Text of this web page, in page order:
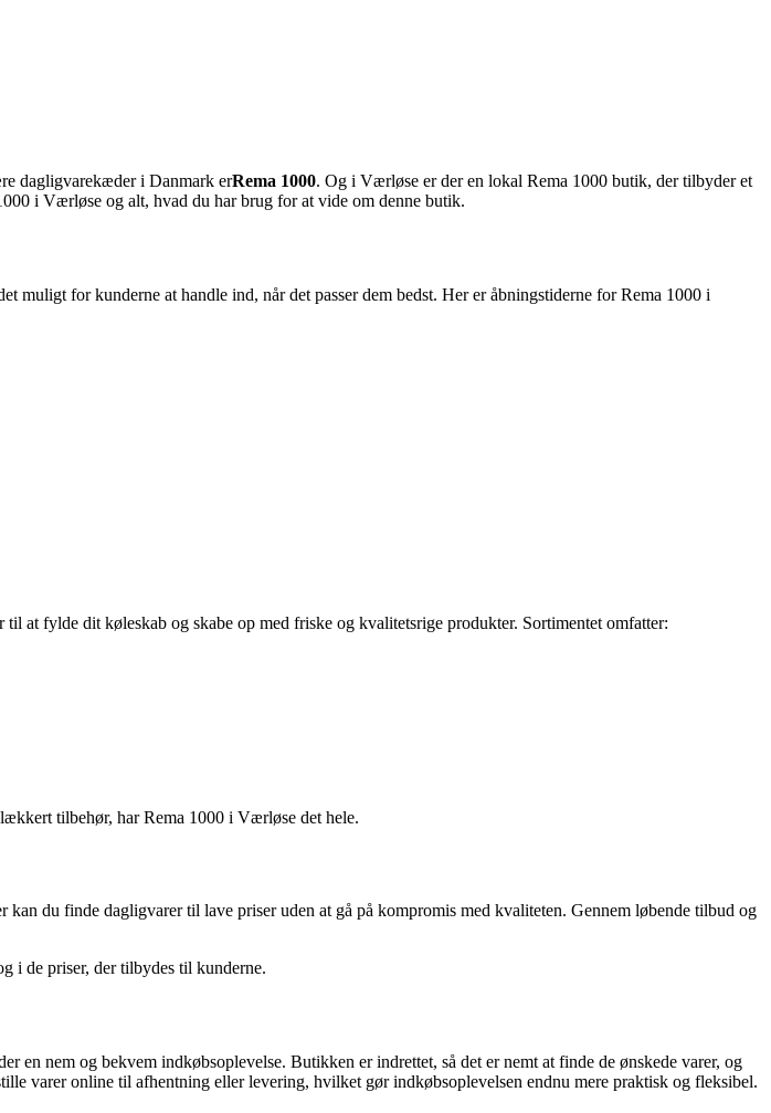
dagligvarekæder i Danmark erRema 1000. Og i Værløse er der en lokal Rema 1000 butik, der tilbyder et
i Værløse og alt, hvad du har brug for at vide om denne butik.
for kunderne at handle ind, når det passer dem bedst. Her er åbningstiderne for Rema 1000 i
at fylde dit køleskab og skabe op med friske og kvalitetsrige produkter. Sortimentet omfatter:
tilbehør, har Rema 1000 i Værløse det hele.
du finde dagligvarer til lave priser uden at gå på kompromis med kvaliteten. Gennem løbende tilbud og
i de priser, der tilbydes til kunderne.
en nem og bekvem indkøbsoplevelse. Butikken er indrettet, så det er nemt at finde de ønskede varer, og
varer online til afhentning eller levering, hvilket gør indkøbsoplevelsen endnu mere praktisk og fleksibel.